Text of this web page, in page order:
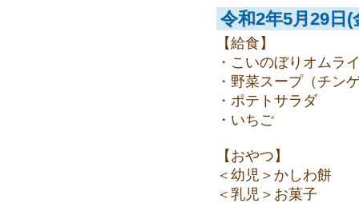
令和2年5月29日(
【給食】
・こいのぼりオムラ
・野菜スープ（チン
・ポテトサラダ
・いちご
【おやつ】
＜幼児＞かしわ餅
＜乳児＞お菓子